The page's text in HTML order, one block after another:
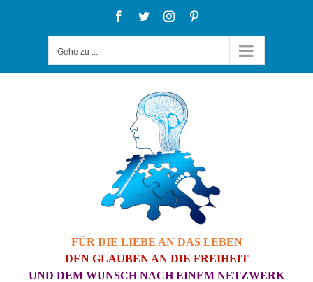
Facebook
TwitterInstagram
Gehe zu ...
FÜR DIE LIEBE AN DAS LEBEN
DEN GLAUBEN AN DIE FREIHEIT
UND DEM WUNSCH NACH EINEM NETZWERK